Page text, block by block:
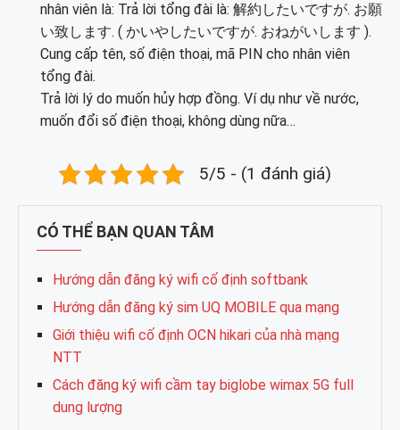
nhân viên là: Trả lời tổng đài là: 解約したいですが. お願
い致します. ( かいやしたいですが. おねがいします ).
Cung cấp tên, số điện thoại, mã PIN cho nhân viên
tổng đài.
Trả lời lý do muốn hủy hợp đồng. Ví dụ như về nước,
muốn đổi số điện thoại, không dùng nữa…
5/5 - (1 đánh giá)
CÓ THỂ BẠN QUAN TÂM
Hướng dẫn đăng ký wifi cố định softbank
Hướng dẫn đăng ký sim UQ MOBILE qua mạng
Giới thiệu wifi cố định OCN hikari của nhà mạng
NTT
Cách đăng ký wifi cầm tay biglobe wimax 5G full
dung lượng